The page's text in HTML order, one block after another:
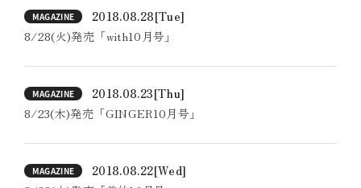
MAGAZINE 2018.08.28[Tue]
8/28(火)発売「with10月号」
MAGAZINE 2018.08.23[Thu]
8/23(木)発売「GINGER10月号」
MAGAZINE 2018.08.22[Wed]